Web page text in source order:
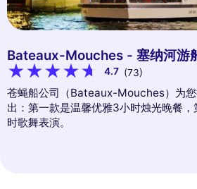
Bateaux-Mouches - 塞纳河游
4.7 (73)
苍蝇船公司（Bateaux-Mouches）为
出：第一款是温馨优雅3小时烛光晚餐
时歌舞表演。